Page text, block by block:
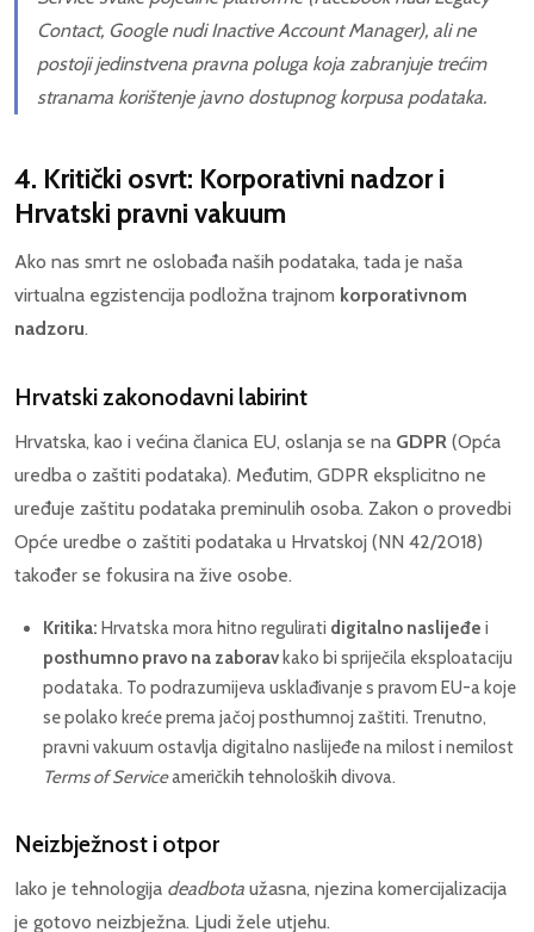
Contact, Google nudiInactive Account Manager), ali ne
postoji jedinstvena pravna poluga koja zabranjuje trećim
stranama korištenje javno dostupnog korpusa podataka.
4. Kritički osvrt: Korporativni nadzor i
Hrvatski pravni vakuum
Ako nas smrt ne oslobađa naših podataka, tada je naša
virtualna egzistencija podložna trajnom korporativnom
nadzoru.
Hrvatski zakonodavni labirint
Hrvatska, kao i većina članica EU, oslanja se na GDPR (Opća
uredba o zaštiti podataka). Međutim, GDPR eksplicitno ne
uređuje zaštitu podataka preminulih osoba. Zakon o provedbi
Opće uredbe o zaštiti podataka u Hrvatskoj (NN 42/2018)
također se fokusira na žive osobe.
Kritika: Hrvatska mora hitno regulirati digitalno naslijeđe i
posthumno pravo na zaboravkako bi spriječila eksploataciju
podataka. To podrazumijeva usklađivanje s pravom EU-a koje
se polako kreće prema jačoj posthumnoj zaštiti. Trenutno,
pravni vakuum ostavlja digitalno naslijeđe na milost i nemilost
Terms of Serviceameričkih tehnoloških divova.
Neizbježnost i otpor
Iako je tehnologija deadbota užasna, njezina komercijalizacija
je gotovo neizbježna. Ljudi žele utjehu.